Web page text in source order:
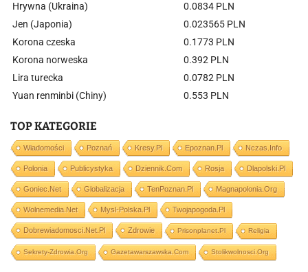
Hrywna (Ukraina)
0.0834 PLN
Jen (Japonia)
0.023565 PLN
Korona czeska
0.1773 PLN
Korona norweska
0.392 PLN
Lira turecka
0.0782 PLN
Yuan renminbi (Chiny)
0.553 PLN
TOP KATEGORIE
Wiadomości Poznań Kresy.pl Epoznan.pl Nczas.info
Polonia Publicystyka Dziennik.com Rosja Dlapolski.pl
Goniec.net Globalizacja TenPoznan.pl Magnapolonia.org
Wolnemedia.net Mysl-Polska.pl Twojapogoda.pl
Dobrewiadomosci.net.pl Zdrowie Prisonplanet.pl Religia
Sekrety-Zdrowia.org Gazetawarszawska.com Stolikwolnosci.org